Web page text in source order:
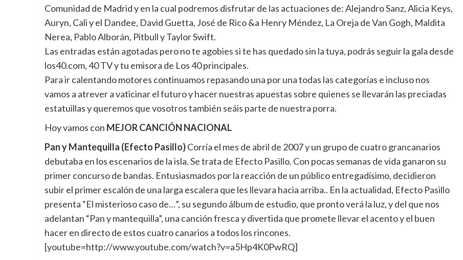
Comunidad de Madrid y en la cual podremos disfrutar de las actuaciones de: Alejandro Sanz, Alicia Keys,
Auryn, Cali y el Dandee, David Guetta, José de Rico &a Henry Méndez, La Oreja de Van Gogh, Maldita
Nerea, Pablo Alborán, Pitbull y Taylor Swift.
Las entradas están agotadas pero no te agobies si te has quedado sin la tuya, podrás seguir la gala desde
los40.com, 40 TV y tu emisora de Los 40 principales.
Para ir calentando motores continuamos repasando una por una todas las categorías e incluso nos
vamos a atrever a vaticinar el futuro y hacer nuestras apuestas sobre quienes se llevarán las preciadas
estatuillas y queremos que vosotros también seáis parte de nuestra porra.
Hoy vamos con MEJOR CANCIÓN NACIONAL
Pan y Mantequilla (Efecto Pasillo)Corría el mes de abril de 2007 y un grupo de cuatro grancanarios
debutaba en los escenarios de la isla. Se trata de Efecto Pasillo. Con pocas semanas de vida ganaron su
primer concurso de bandas. Entusiasmados por la reacción de un público entregadísimo, decidieron
subir el primer escalón de una larga escalera que les llevara hacia arriba.. En la actualidad, Efecto Pasillo
presenta “El misterioso caso de…”, su segundo álbum de estudio, que pronto verá la luz, y del que nos
adelantan “Pan y mantequilla”, una canción fresca y divertida que promete llevar el acento y el buen
hacer en directo de estos cuatro canarios a todos los rincones.
[youtube=http://www.youtube.com/watch?v=a5Hp4K0PwRQ]